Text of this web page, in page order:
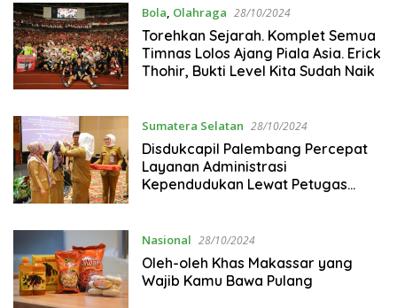
Bola, Olahraga 28/10/2024
Torehkan Sejarah. Komplet Semua
Timnas Lolos Ajang Piala Asia. Erick
Thohir, Bukti Level Kita Sudah Naik
Sumatera Selatan 28/10/2024
Disdukcapil Palembang Percepat
Layanan Administrasi
Kependudukan Lewat Petugas
Nasional 28/10/2024
Oleh-oleh Khas Makassar yang
Wajib Kamu Bawa Pulang